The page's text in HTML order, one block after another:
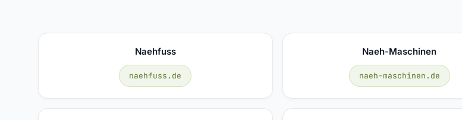
Naehfuss
naehfuss.de
Naeh-Maschinen
naeh-maschinen.de